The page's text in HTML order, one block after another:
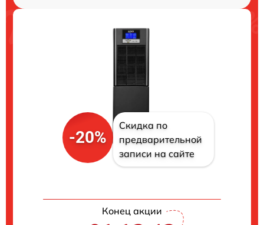
-20%
Скидка по
предварительной
записи на сайте
Конец акции